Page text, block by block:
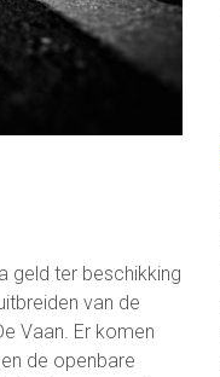
geld ter beschikking
van de
Vaan. Er komen
de openbare